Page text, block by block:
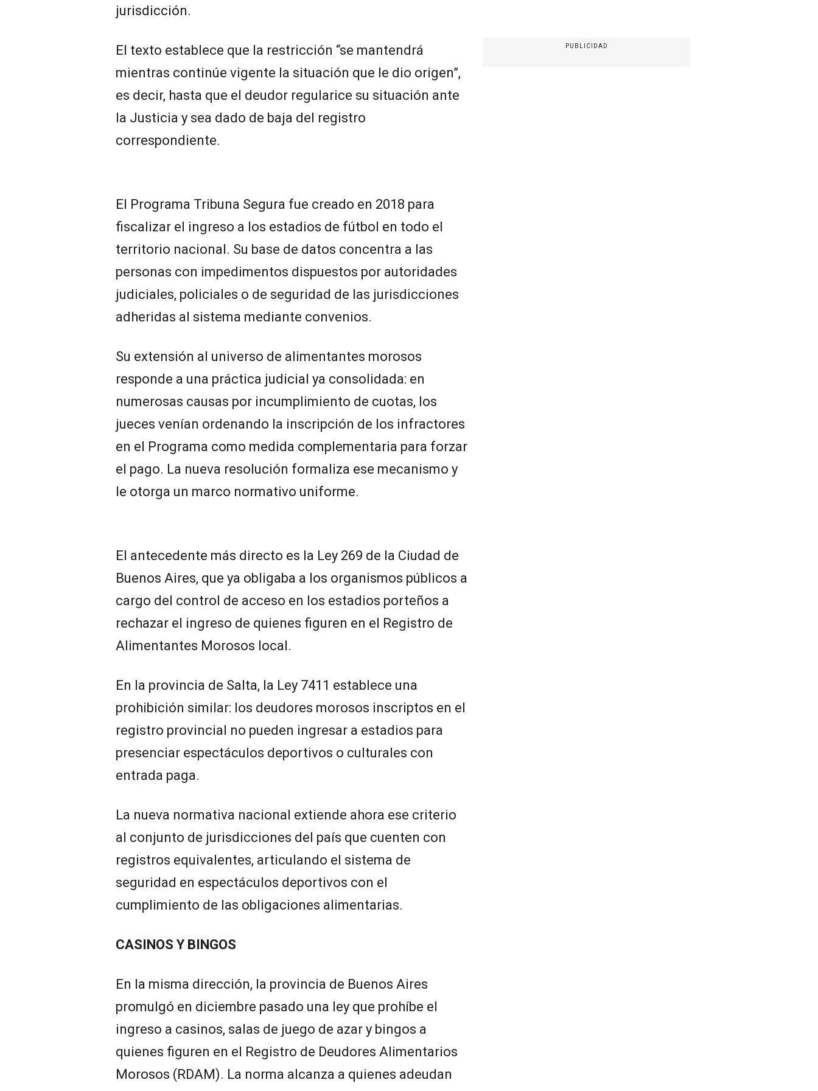
jurisdicción.
El texto establece que la restricción “se mantendrá
mientras continúe vigente la situación que le dio origen”,
es decir, hasta que el deudor regularice su situación ante
la Justicia y sea dado de baja del registro
correspondiente.
El Programa Tribuna Segura fue creado en 2018 para
fiscalizar el ingreso a los estadios de fútbol en todo el
territorio nacional. Su base de datos concentra a las
personas con impedimentos dispuestos por autoridades
judiciales, policiales o de seguridad de las jurisdicciones
adheridas al sistema mediante convenios.
Su extensión al universo de alimentantes morosos
responde a una práctica judicial ya consolidada: en
numerosas causas por incumplimiento de cuotas, los
jueces venían ordenando la inscripción de los infractores
en el Programa como medida complementaria para forzar
el pago. La nueva resolución formaliza ese mecanismo y
le otorga un marco normativo uniforme.
El antecedente más directo es la Ley 269 de la Ciudad de
Buenos Aires, que ya obligaba a los organismos públicos a
cargo del control de acceso en los estadios porteños a
rechazar el ingreso de quienes figuren en el Registro de
Alimentantes Morosos local.
En la provincia de Salta, la Ley 7411 establece una
prohibición similar: los deudores morosos inscriptos en el
registro provincial no pueden ingresar a estadios para
presenciar espectáculos deportivos o culturales con
entrada paga.
La nueva normativa nacional extiende ahora ese criterio
al conjunto de jurisdicciones del país que cuenten con
registros equivalentes, articulando el sistema de
seguridad en espectáculos deportivos con el
cumplimiento de las obligaciones alimentarias.
CASINOS Y BINGOS
En la misma dirección, la provincia de Buenos Aires
promulgó en diciembre pasado una ley que prohíbe el
ingreso a casinos, salas de juego de azar y bingos a
quienes figuren en el Registro de Deudores Alimentarios
Morosos (RDAM). La norma alcanza a quienes adeudan
PUBLICIDAD